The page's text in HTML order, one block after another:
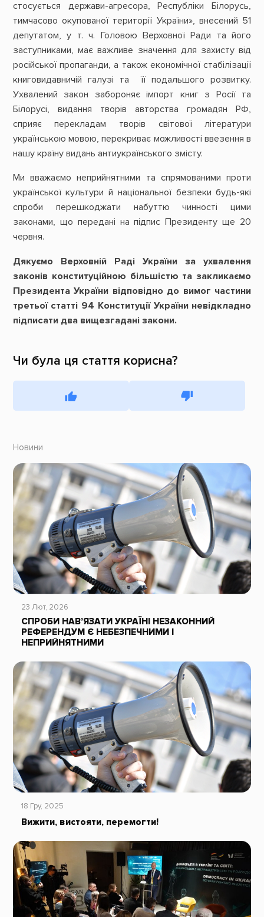
стосується держави-агресора, Республіки Білорусь,
тимчасово окупованої території України», внесений 51
депутатом, у т. ч. Головою Верховної Ради та його
заступниками, має важливе значення для захисту від
російської пропаганди, а також економічної стабілізації
книговидавничій галузі та її подальшого розвитку.
Ухвалений закон забороняє імпорт книг з Росії та
Білорусі, видання творів авторства громадян РФ,
сприяє перекладам творів світової літератури
українською мовою, перекриває можливості ввезення в
нашу країну видань антиукраїнського змісту.
Ми вважаємо неприйнятними та спрямованими проти
української культури й національної безпеки будь-які
спроби перешкоджати набуттю чинності цими
законами, що передані на підпис Президенту ще 20
червня.
Дякуємо Верховній Раді України за ухвалення
законів конституційною більшістю та закликаємо
Президента України відповідно до вимог частини
третьої статті 94 Конституції України невідкладно
підписати два вищезгадані закони.
Чи була ця стаття корисна?
Новини
23 Лют, 2026
СПРОБИ НАВ’ЯЗАТИ УКРАЇНІ НЕЗАКОННИЙ
РЕФЕРЕНДУМ Є НЕБЕЗПЕЧНИМИ І
НЕПРИЙНЯТНИМИ
18 Гру, 2025
Вижити, вистояти, перемогти!